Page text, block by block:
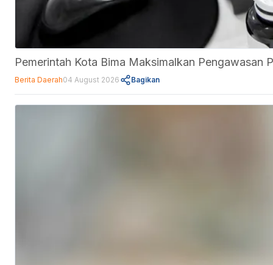
Pemerintah Kota Bima Maksimalkan Pengawasan
Berita Daerah04 August 2026 Bagikan